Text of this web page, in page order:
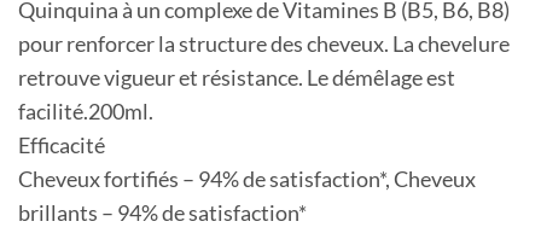
Quinquina à un complexe de Vitamines B (B5, B6, B8)
pour renforcer la structure des cheveux. La chevelure
retrouve vigueur et résistance. Le démêlage est
facilité.200ml.
Efficacité
Cheveux fortifiés – 94% de satisfaction*, Cheveux
brillants – 94% de satisfaction*